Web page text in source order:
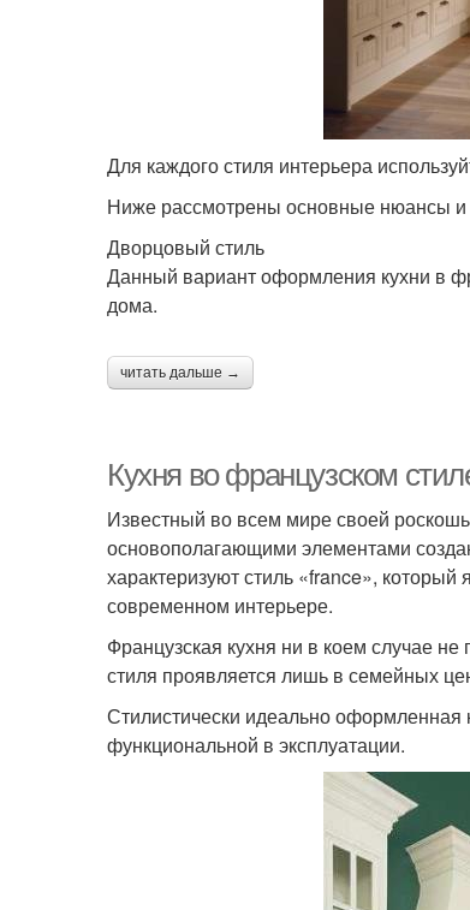
Дизайн в стиле
Для каждого стиля интерьера
Ниже рассмотрены основные нюансы и
Дворцовый стиль
Данный вариант оформления кухни в
дома.
читать дальше →
Кухня во французском
Известный во всем мире своей
основополагающими элементами
характеризуют стиль «france»,
современном интерьере.
Французская кухня ни в коем случае
стиля проявляется лишь в семейных
Стилистически идеально оформленная
функциональной в эксплуатации.